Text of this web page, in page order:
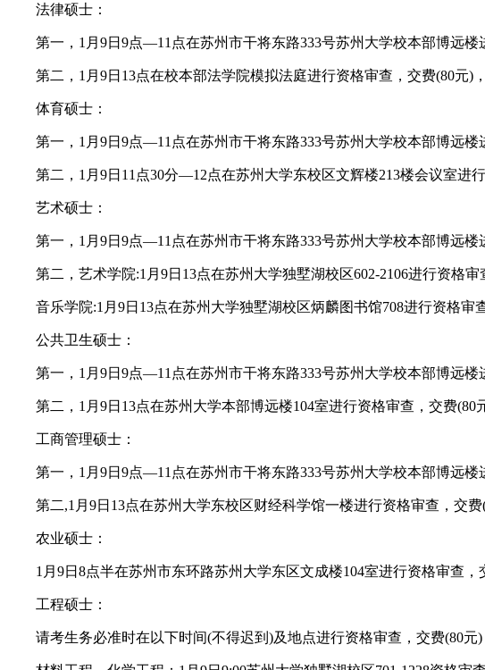
法律硕士：
第一，1月9日9点—11点在苏州市干将东路333号苏州大学校本部博远楼
第二，1月9日13点在校本部法学院模拟法庭进行资格审查，交费(80元)，
体育硕士：
第一，1月9日9点—11点在苏州市干将东路333号苏州大学校本部博远楼
第二，1月9日11点30分—12点在苏州大学东校区文辉楼213楼会议室进行
艺术硕士：
第一，1月9日9点—11点在苏州市干将东路333号苏州大学校本部博远楼
第二，艺术学院:1月9日13点在苏州大学独墅湖校区602-2106进行资格审
音乐学院:1月9日13点在苏州大学独墅湖校区炳麟图书馆708进行资格审
公共卫生硕士：
第一，1月9日9点—11点在苏州市干将东路333号苏州大学校本部博远楼
第二，1月9日13点在苏州大学本部博远楼104室进行资格审查，交费(80元
工商管理硕士：
第一，1月9日9点—11点在苏州市干将东路333号苏州大学校本部博远楼
第二,1月9日13点在苏州大学东校区财经科学馆一楼进行资格审查，交费
农业硕士：
1月9日8点半在苏州市东环路苏州大学东区文成楼104室进行资格审查，
工程硕士：
请考生务必准时在以下时间(不得迟到)及地点进行资格审查，交费(80元)